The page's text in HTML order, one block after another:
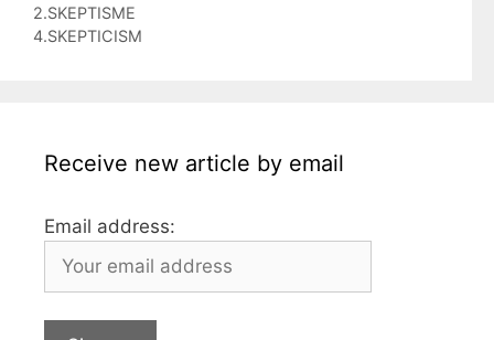
p
d
lim
2.SKEPTISME
4.SKEPTICISM
Receive new article by email
Email address: